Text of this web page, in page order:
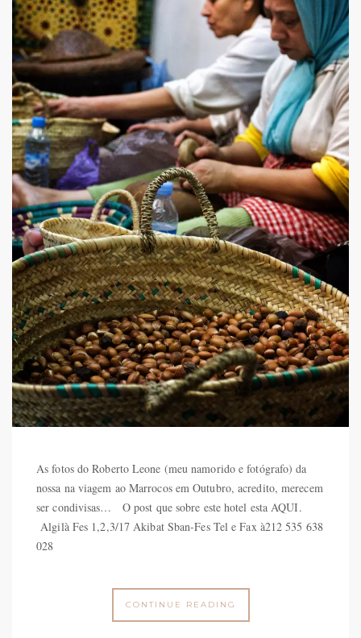
As fotos do Roberto Leone (meu namorido e fotógrafo) da
nossa na viagem ao Marrocos em Outubro, acredito, merecem
ser condivisas… O post que sobre este hotel esta AQUI.
Algilà Fes 1,2,3/17 Akibat Sban-Fes Tel e Fax à212 535 638
028
CONTINUE READING